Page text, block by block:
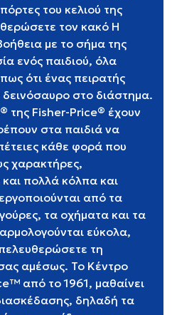
του κελιού της
τον κακό Η
με το σήμα της
ενός παιδιού, όλα
ότι ένας πειρατής
στο διάστημα.
της Fisher-Price® έχουν
στα παιδιά να
κάθε φορά που
χαρακτήρες,
πολλά κόλπα και
από τα
τα οχήματα και τα
εύκολα,
τη
αμέσως. ​Το Κέντρο
από το 1961, μαθαίνει
δηλαδή τα